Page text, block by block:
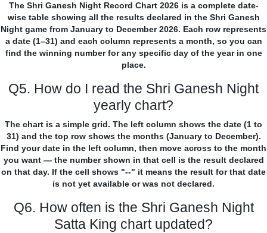
The Shri Ganesh Night Record Chart 2026 is a complete date-
wise table showing all the results declared in the Shri Ganesh
Night game from January to December 2026. Each row represents
a date (1–31) and each column represents a month, so you can
find the winning number for any specific day of the year in one
place.
Q5. How do I read the Shri Ganesh Night
yearly chart?
The chart is a simple grid. The left column shows the date (1 to
31) and the top row shows the months (January to December).
Find your date in the left column, then move across to the month
you want — the number shown in that cell is the result declared
on that day. If the cell shows "--" it means the result for that date
is not yet available or was not declared.
Q6. How often is the Shri Ganesh Night
Satta King chart updated?